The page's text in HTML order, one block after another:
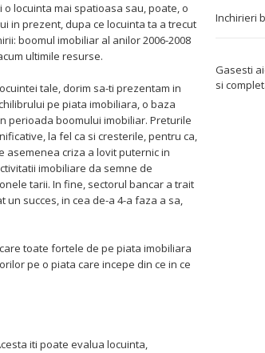
locuinta mai spatioasa sau, poate, o
in prezent, dupa ce locuinta ta a trecut
boomul imobiliar al anilor 2006-2008
ultimile resurse.
tale, dorim sa-ti prezentam in
pe piata imobiliara, o baza
perioada boomului imobiliar. Preturile
la fel ca si cresterile, pentru ca,
asemenea criza a lovit puternic in
imobiliare da semne de
tarii. In fine, sectorul bancar a trait
succes, in cea de-a 4-a faza a sa,
toate fortele de pe piata imobiliara
pe o piata care incepe din ce in ce
iti poate evalua locuinta,
Inchirieri
Gasesti
si